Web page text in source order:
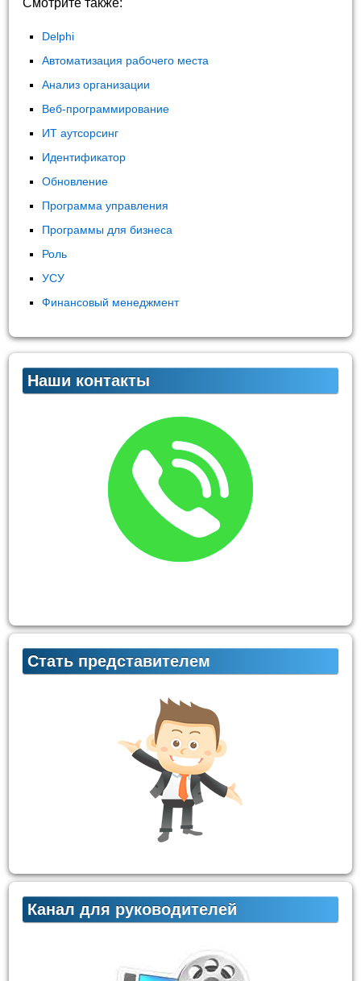
Смотрите также:
Delphi
Автоматизация рабочего места
Анализ организации
Веб-программирование
ИТ аутсорсинг
Идентификатор
Обновление
Программа управления
Программы для бизнеса
Роль
УСУ
Финансовый менеджмент
Наши контакты
Стать представителем
Канал для руководителей